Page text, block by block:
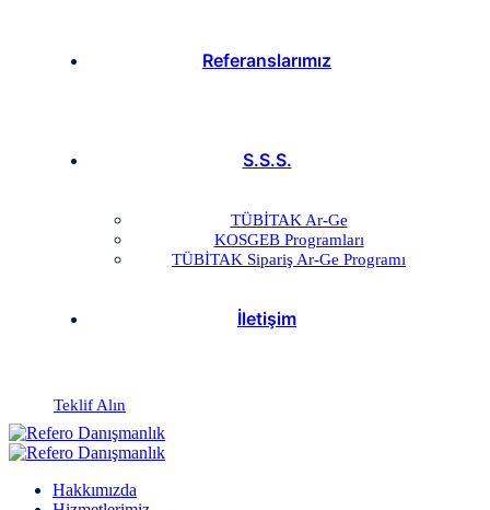
Referanslarımız
S.S.S.
TÜBİTAK Ar-Ge
KOSGEB Programları
TÜBİTAK Sipariş Ar-Ge Programı
İletişim
Teklif Alın
Hakkımızda